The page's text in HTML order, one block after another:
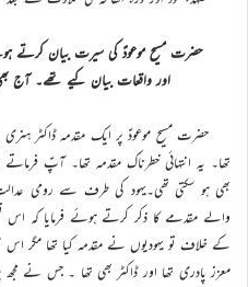
حضرت مسیح موعودؑ کی سیرت بیان
اور واقعات بیان کیے تھے۔ آج
حضرت مسیح موعودؑ پر ایک مقدمہ ڈاکٹر
تھا۔ یہ انتہائی خطرناک مقدمہ تھا۔ آپؑ
بھی ہو سکتی تھی۔یہود کی طرف سے رومی
والے مقدمے کا ذکر کرتے ہوئے فرمایا کہ اس
کے خلاف تو یہودیوں نے مقدمہ کیا تھا مگر
معزز پادری تھا اور ڈاکٹر بھی تھا ۔ جس نے